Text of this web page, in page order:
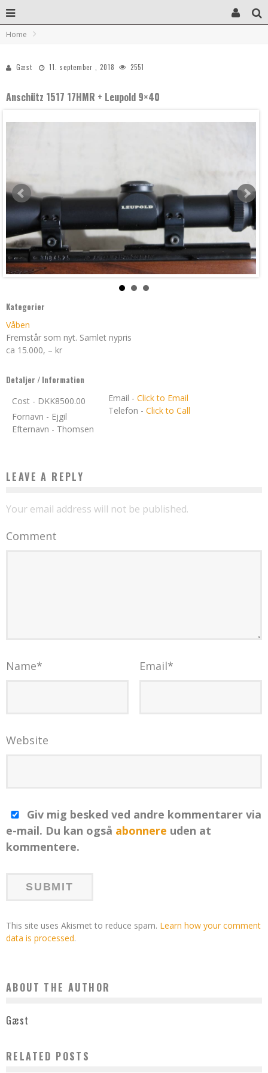
Home
Gæst 11. september , 2018 2551
Anschütz 1517 17HMR + Leupold 9×40
Kategorier
Våben
Fremstår som nyt. Samlet nypris
ca 15.000, – kr
Detaljer / Information
Cost - DKK8500.00
Fornavn - Ejgil
Efternavn - Thomsen
Email - Click to Email
Telefon - Click to Call
LEAVE A REPLY
Your email address will not be published.
Comment
Name* Email*
Website
Giv mig besked ved andre kommentarer via
e-mail. Du kan også abonnere uden at
kommentere.
This site uses Akismet to reduce spam. Learn how your comment
data is processed.
ABOUT THE AUTHOR
Gæst
RELATED POSTS